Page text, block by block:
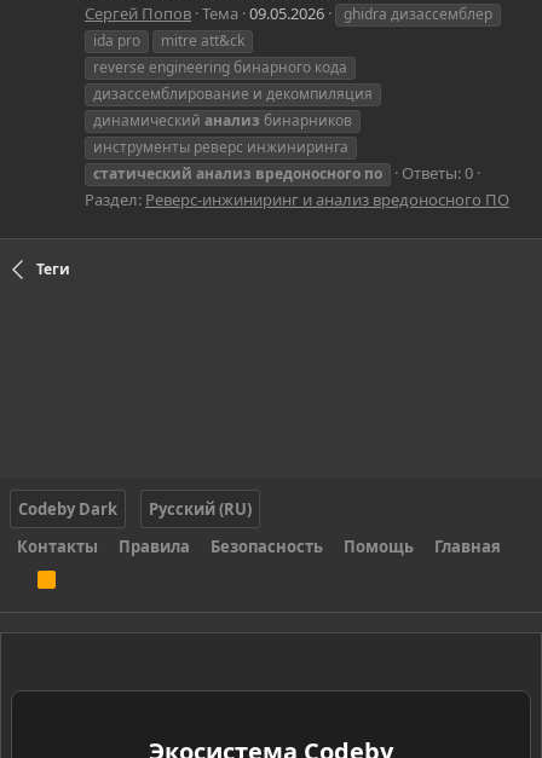
Сергей Попов Тема 09.05.2026
ghidra дизассемблер
ida pro
mitre att&ck
reverse engineering бинарного кода
дизассемблирование и декомпиляция
динамический анализ бинарников
инструменты реверс инжиниринга
статический анализ вредоносного по
Ответы: 0
Раздел: Реверс-инжиниринг и анализ вредоносного ПО
Теги
Codeby Dark
Русский (RU)
Контакты
Правила Безопасность Помощь Главная
S